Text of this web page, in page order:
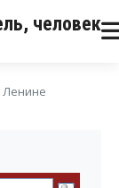
человек
Ленине